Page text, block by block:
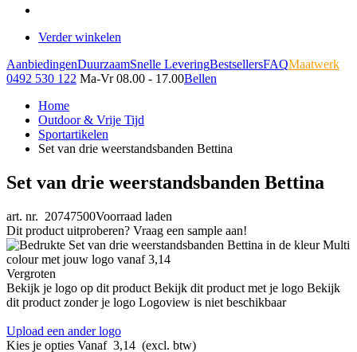
Verder winkelen
AanbiedingenDuurzaamSnelle LeveringBestsellersFAQMaatwerk
0492 530 122 Ma-Vr 08.00 - 17.00Bellen
Home
Outdoor & Vrije Tijd
Sportartikelen
Set van drie weerstandsbanden Bettina
Set van drie weerstandsbanden Bettina
art. nr. 20747500Voorraad laden
Dit product uitproberen? Vraag een sample aan!
Vergroten
Bekijk je logo op dit product Bekijk dit product met je logo Bekijk
dit product zonder je logo Logoview is niet beschikbaar
Upload een ander logo
Kies je opties Vanaf 3,14 (excl. btw)